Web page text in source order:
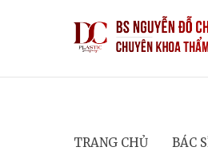
TRANG CHỦ BÁC